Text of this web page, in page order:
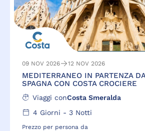
09 NOV 2026 12 NOV 2026
MEDITERRANEO IN PARTENZA
SPAGNA CON COSTA CROCIERE
Viaggi conCosta Smeralda
4 Giorni - 3Notti
Prezzo per persona da